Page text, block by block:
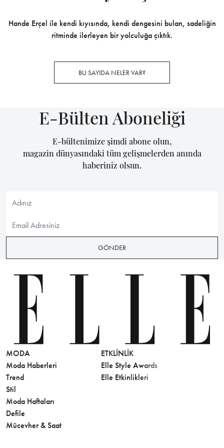
Hande Erçel ile kendi kıyısında, kendi dengesini bulan, sadeliğin
ritminde ilerleyen bir yolculuğa çıktık.
BU SAYIDA NELER VAR?
E-Bülten Aboneliği
E-bültenimize şimdi abone olun,
magazin dünyasındaki tüm gelişmelerden anında
haberiniz olsun.
GÖNDER
MODA
Moda Haberleri
Trend
Stil
Moda Haftaları
Defile
Mücevher & Saat
ETKLINLIK
Elle Style Awards
Elle Etkinlikleri